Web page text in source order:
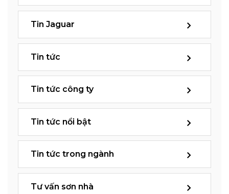
Tin Jaguar
Tin tức
Tin tức công ty
Tin tức nổi bật
Tin tức trong ngành
Tư vấn sơn nhà